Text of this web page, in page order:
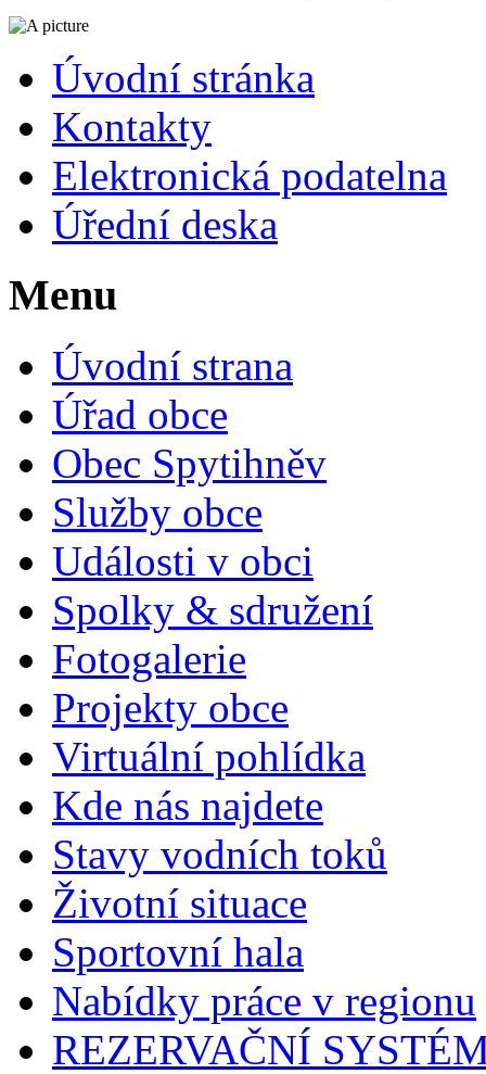
Úvodní stránka
Kontakty
Elektronická podatelna
Úřední deska
Menu
Úvodní strana
Úřad obce
Obec Spytihněv
Služby obce
Události v obci
Spolky & sdružení
Fotogalerie
Projekty obce
Virtuální pohlídka
Kde nás najdete
Stavy vodních toků
Životní situace
Sportovní hala
Nabídky práce v regionu
REZERVAČNÍ